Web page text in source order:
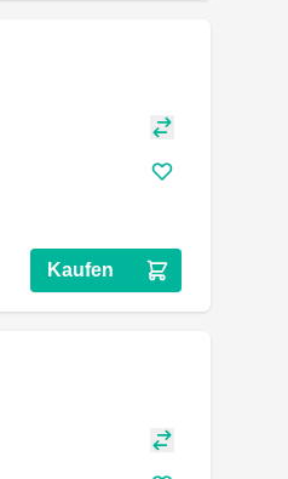
Kaufen